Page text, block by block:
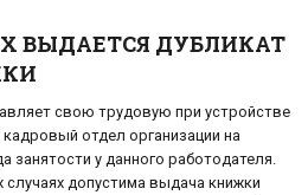
ВЫДАЕТСЯ ДУБЛИКАТ
свою трудовую при устройстве
отдел организации на
занятости у данного работодателя.
допустима выдача книжки